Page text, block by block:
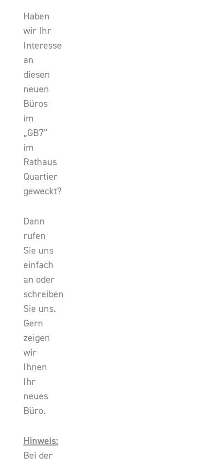
Haben
wir Ihr
Interesse
an
diesen
neuen
Büros
im
„GB7”
im
Rathaus
Quartier
geweckt?
Dann
rufen
Sie uns
einfach
an oder
schreiben
Sie uns.
Gern
zeigen
wir
Ihnen
Ihr
neues
Büro.
Hinweis:
Bei der